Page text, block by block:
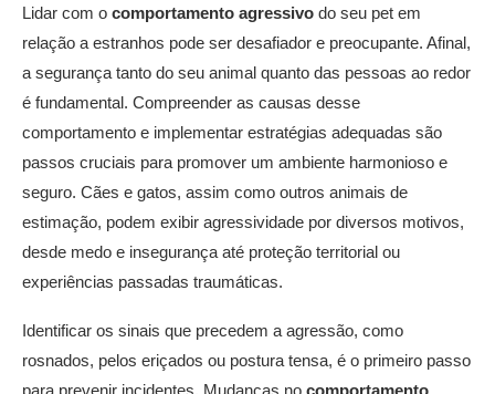
Lidar com o comportamento agressivo do seu pet em
relação a estranhos pode ser desafiador e preocupante. Afinal,
a segurança tanto do seu animal quanto das pessoas ao redor
é fundamental. Compreender as causas desse
comportamento e implementar estratégias adequadas são
passos cruciais para promover um ambiente harmonioso e
seguro. Cães e gatos, assim como outros animais de
estimação, podem exibir agressividade por diversos motivos,
desde medo e insegurança até proteção territorial ou
experiências passadas traumáticas.
Identificar os sinais que precedem a agressão, como
rosnados, pelos eriçados ou postura tensa, é o primeiro passo